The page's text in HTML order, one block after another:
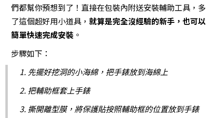
們都幫你預想到了！直接在包裝內附送安裝輔助工具，多
了這個超好用小道具， 就算是完全沒經驗的新手，也可以
簡單快速完成安裝。
步驟如下：
1. 先擺好挖洞的小海綿，把手錶放到海綿上
2. 把輔助框套上手錶
3. 撕開離型膜，將保護貼按照輔助框的位置放到手錶